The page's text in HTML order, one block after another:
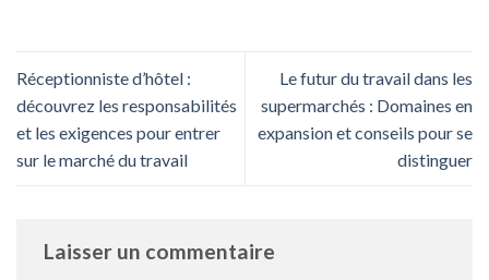
Réceptionniste d’hôtel :
découvrez les responsabilités
et les exigences pour entrer
sur le marché du travail
Le futur du travail dans les
supermarchés : Domaines en
expansion et conseils pour se
distinguer
Laisser un commentaire